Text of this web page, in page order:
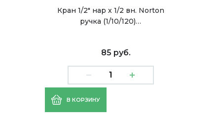
Кран 1/2" нар х 1/2 вн. Norton
ручка (1/10/120)…
85 руб.
В КОРЗИНУ